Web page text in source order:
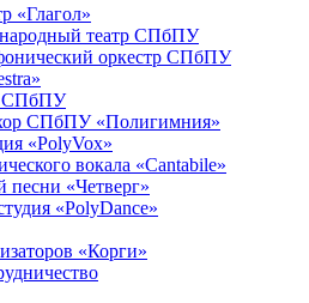
«Глагол»
театр СПбПУ
оркестр СПбПУ
СПбПУ
СПбПУ «Полигимния»
«PolyVox»
вокала «Cantabile»
песни «Четверг»
«PolyDance»
«Корги»